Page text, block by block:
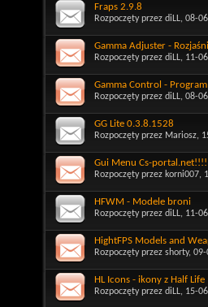
Fraps 2.9.8
Rozpoczęty przez diLL, 08-
Gamma Adjuster -
Rozpoczęty przez diLL, 11-
Gamma Control -
Rozpoczęty przez diLL, 08-
GG Lite 0.3.8.1528
Rozpoczęty przez Mariosz,
Gui Menu Cs-
Rozpoczęty przez korni007,
HFWM - Modele broni
Rozpoczęty przez diLL, 11-
HightFPS Models and
Rozpoczęty przez shorty, 09-
HL Icons - ikony z Half Life
Rozpoczęty przez diLL, 15-